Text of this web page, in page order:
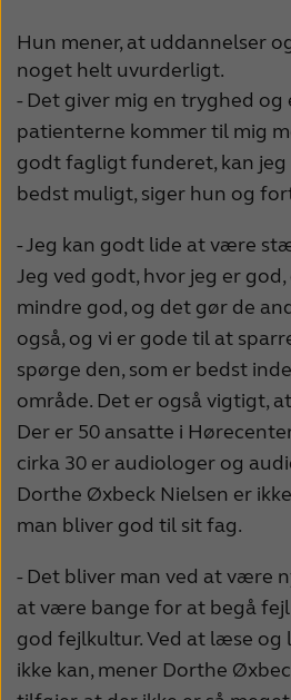
Hun mener, at uddannelser
noget helt uvurderligt.
- Det giver mig en tryghed og
patienterne kommer til mig
godt fagligt funderet, kan
bedst muligt, siger hun og
- Jeg kan godt lide at være
Jeg ved godt, hvor jeg er
mindre god, og det gør de
også, og vi er gode til at
spørge den, som er bedst
område. Det er også vigtigt,
Der er 50 ansatte i
cirka 30 er audiologer og
Dorthe Øxbeck Nielsen er
man bliver god til sit fag.
- Det bliver man ved at være
at være bange for at begå
god fejlkultur. Ved at læse og
ikke kan, mener Dorthe